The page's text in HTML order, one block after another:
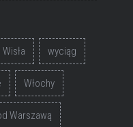
Wisła wyciąg
Włochy
Warszawą